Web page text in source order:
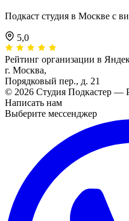
Подкаст студия в Москве с
5,0
Рейтинг организации в
г. Москва,
Порядковый пер., д. 21
© 2026 Студия Подкастер —
Написать нам
Выберите мессенджер